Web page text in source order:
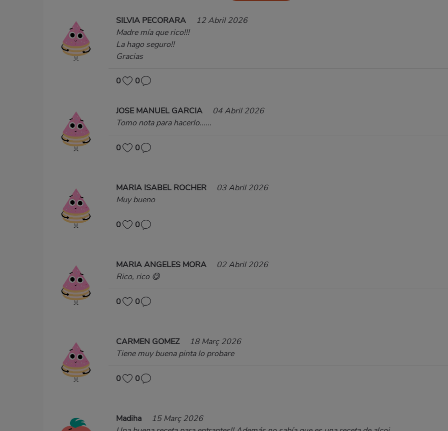
SILVIA PECORARA
12 Abril 2026
Madre mía que rico!!!
La hago seguro!!
Gracias
0 0
JOSE MANUEL GARCIA
04 Abril 2026
Tomo nota para hacerlo......
0 0
MARIA ISABEL ROCHER
03 Abril 2026
Muy bueno
0 0
MARIA ANGELES MORA
02 Abril 2026
Rico, rico 😋
0 0
CARMEN GOMEZ
18 Març 2026
Tiene muy buena pinta lo probare
0 0
Madiha
15 Març 2026